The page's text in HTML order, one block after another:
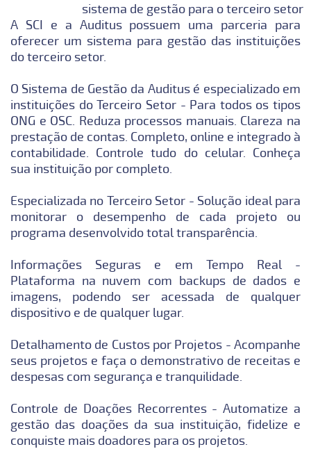
sistema de gestão para o terceiro setor
A SCI e a Auditus possuem uma parceria para
oferecer um sistema para gestão das instituições
do terceiro setor.
O Sistema de Gestão da Auditus é especializado em
instituições do Terceiro Setor - Para todos os tipos
ONG e OSC. Reduza processos manuais. Clareza na
prestação de contas. Completo, online e integrado à
contabilidade. Controle tudo do celular. Conheça
sua instituição por completo.
Especializada no Terceiro Setor - Solução ideal para
monitorar o desempenho de cada projeto ou
programa desenvolvido total transparência.
Informações Seguras e em Tempo Real -
Plataforma na nuvem com backups de dados e
imagens, podendo ser acessada de qualquer
dispositivo e de qualquer lugar.
Detalhamento de Custos por Projetos - Acompanhe
seus projetos e faça o demonstrativo de receitas e
despesas com segurança e tranquilidade.
Controle de Doações Recorrentes - Automatize a
gestão das doações da sua instituição, fidelize e
conquiste mais doadores para os projetos.